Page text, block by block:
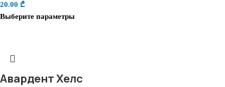
20.00 ₾
Выберите параметры
Авардент Хелс